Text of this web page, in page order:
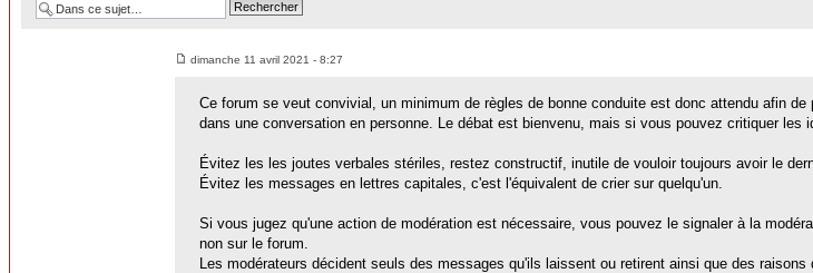
dimanche 11 avril 2021 - 8:27
Ce forum se veut convivial, un minimum de règles de bonne conduite est donc attendu afin
dans une conversation en personne. Le débat est bienvenu, mais si vous pouvez critiquer les
Évitez les les joutes verbales stériles, restez constructif, inutile de vouloir toujours avoir le
Évitez les messages en lettres capitales, c'est l'équivalent de crier sur quelqu'un.
Si vous jugez qu'une action de modération est nécessaire, vous pouvez le signaler à la
non sur le forum.
Les modérateurs décident seuls des messages qu'ils laissent ou retirent ainsi que des